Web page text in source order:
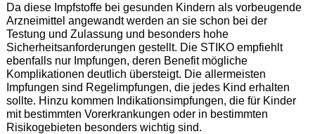
Da diese Impfstoffe bei gesunden Kindern als vorbeugende
Arzneimittel angewandt werden an sie schon bei der
Testung und Zulassung und besonders hohe
Sicherheitsanforderungen gestellt. Die STIKO empfiehlt
ebenfalls nur Impfungen, deren Benefit mögliche
Komplikationen deutlich übersteigt. Die allermeisten
Impfungen sind Regelimpfungen, die jedes Kind erhalten
sollte. Hinzu kommen Indikationsimpfungen, die für Kinder
mit bestimmten Vorerkrankungen oder in bestimmten
Risikogebieten besonders wichtig sind.